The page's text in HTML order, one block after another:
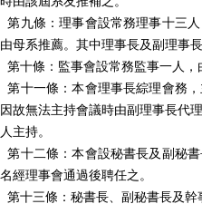
第九條：理事會設常務理事十三
由母系推薦。其中理事長及副理事
第十條：監事會設常務監事一人，
第十一條：本會理事長綜理會務
因故無法主持會議時由副理事長代
人主持。
第十二條：本會設秘書長及副秘
名經理事會通過後聘任之。
第十三條：秘書長、副秘書長及幹